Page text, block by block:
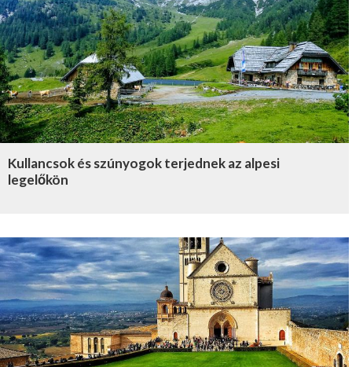
Kullancsok és szúnyogok terjednek az alpesi
legelőkön